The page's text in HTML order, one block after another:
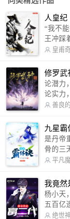
人皇纪
“我不能
王冲踩
倒，扶
微博：
87） QQ交流群：320238210【普通群】 574501330
皇甫
修罗武
论潜力
论实力
军。 我是谁？天下众生视我为修罗，却不知，我以
信公众
善良
九星霸
是丹帝
骨的三
术，修
勾搭各色
尘一到
故事纯
号入座
平凡
我竟然
杨小天
五百亿
书，给
绝世